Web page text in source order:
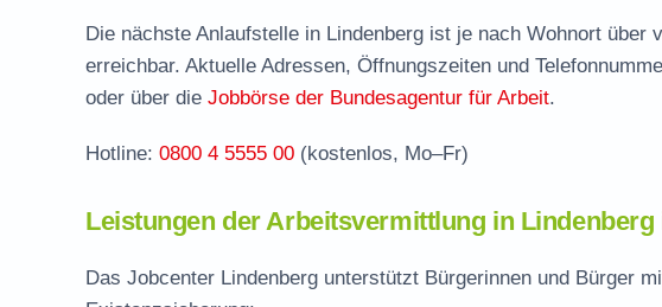
Termin vereinbaren und Bürgergeld beantragen
Jobcenter Lindau (Bodensee) – zuständige Stelle
Stellenangebote und Jobbörse in Lindenberg
Häufige Fragen rund ums Jobcenter
Die nächste Anlaufstelle in Lindenberg ist je nach Wohnort über
erreichbar. Aktuelle Adressen, Öffnungszeiten und
oder über die Jobbörse der Bundesagentur für Arbeit.
Hotline: 0800 4 5555 00 (kostenlos, Mo–Fr)
Leistungen der Arbeitsvermittlung in Lindenberg
Das Jobcenter Lindenberg unterstützt Bürgerinnen und Bürger